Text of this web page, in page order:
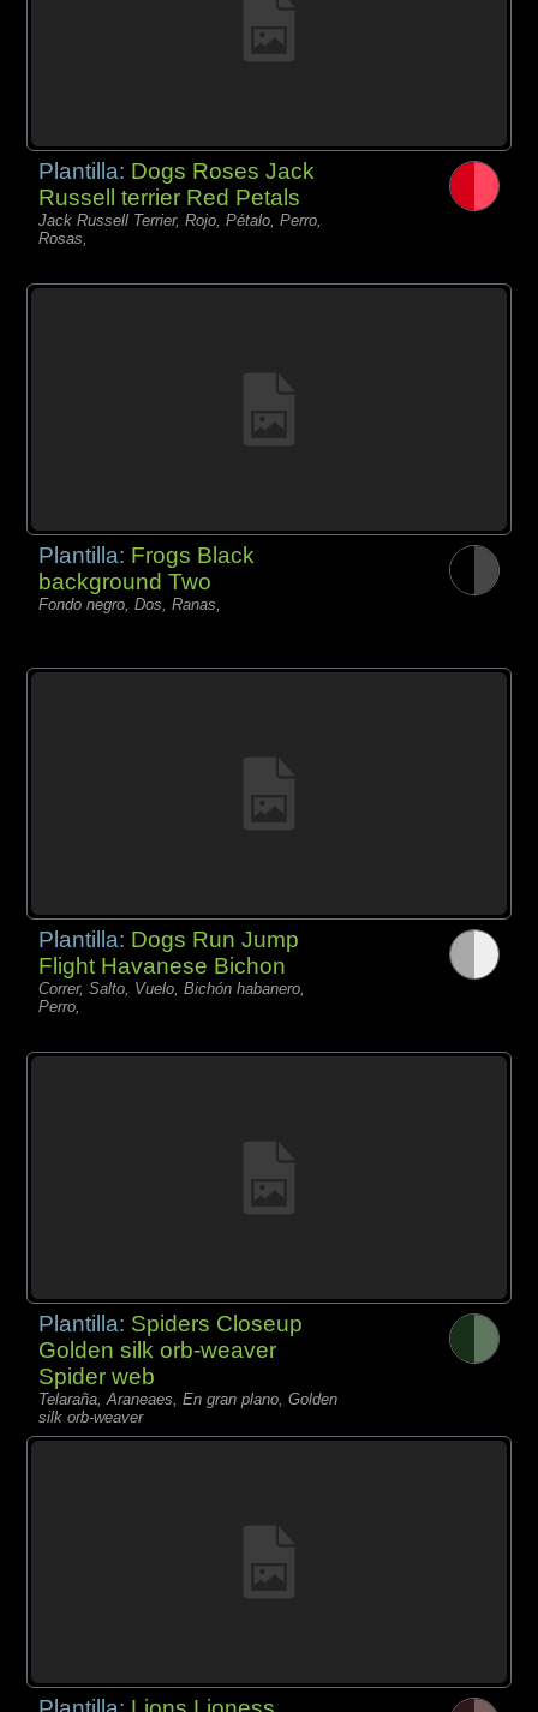
Plantilla: Dogs Roses Jack
Russell terrier Red Petals
Jack Russell Terrier, Rojo, Pétalo, Perro,
Rosas,
Plantilla: Frogs Black
background Two
Fondo negro, Dos, Ranas,
Plantilla: Dogs Run Jump
Flight Havanese Bichon
Correr, Salto, Vuelo, Bichón habanero,
Perro,
Plantilla: Spiders Closeup
Golden silk orb-weaver
Spider web
Telaraña, Araneaes, En gran plano, Golden
silk orb-weaver